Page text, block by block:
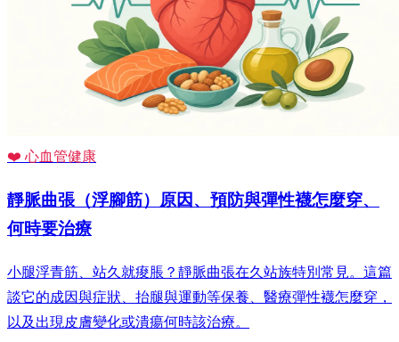
❤️ 心血管健康
靜脈曲張（浮腳筋）原因、預防與彈性襪怎麼穿、
何時要治療
小腿浮青筋、站久就痠脹？靜脈曲張在久站族特別常見。這篇
談它的成因與症狀、抬腿與運動等保養、醫療彈性襪怎麼穿，
以及出現皮膚變化或潰瘍何時該治療。